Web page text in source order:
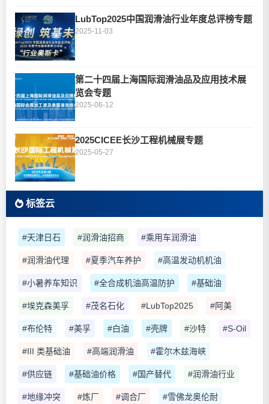
LubTop2025中国润滑油行业年度总评榜专题
2025-11-03
第二十四届上海国际润滑油品及应用技术展
览会专题
2025-06-12
2025CICEE长沙工程机械展专题
2025-05-27
标签云
#天津日石 #润滑油招商 #乘用车润滑油
#润滑油代理 #夏季汽车养护 #高温发动机机油
#小暑养车知识 #全合成机油高温防护 #基础油
#埃克森美孚 #茂名石化 #LubTop2025 #阿美
#布伦特 #美孚 #白油 #壳牌 #沙特 #S-Oil
#III 类基础油 #高端润滑油 #霍尔木兹海峡
#供应链 #基础油价格 #国产替代 #润滑油行业
#地缘冲突 #炼厂 #调合厂 #雪佛龙奥伦耐